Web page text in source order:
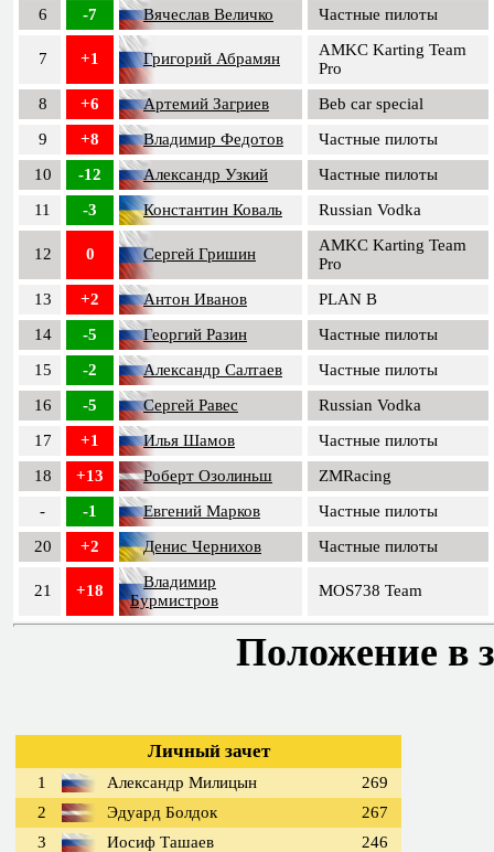
6
-7 Вячеслав Величко Частные пилоты
7 +1 Григорий Абрамян
AMKC Karting Team
Pro
8
+6 Артемий Загриев
Beb car special
9
+8 Владимир Федотов
Частные пилоты
10
-12 Александр Узкий
Частные пилоты
11
-3 Константин Коваль Russian Vodka
12 0 Сергей Гришин
AMKC Karting Team
Pro
13
+2 Антон Иванов
PLAN B
14
-5 Георгий Разин
Частные пилоты
15
-2 Александр Салтаев
Частные пилоты
16
-5 Сергей Равес
Russian Vodka
17
+1 Илья Шамов
Частные пилоты
18
+13 Роберт Озолиньш
ZMRacing
-
-1 Евгений Марков
Частные пилоты
20
+2 Денис Чернихов Частные пилоты
21 +18
Владимир
Бурмистров
MOS738 Team
Положение в
Личный зачет
1 Александр Милицын
269
2
Эдуард Болдок
267
3
Иосиф Ташаев
246